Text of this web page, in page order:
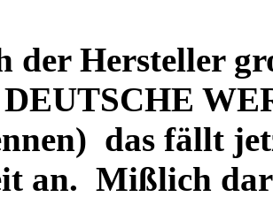
der Hersteller
das fällt
an. Mißlich